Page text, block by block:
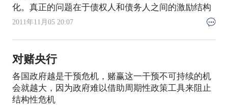
化。真正的问题在于债权人和债务人之间的激励结构
2011年11月05 20:07
对赌央行
各国政府越是干预危机，赌赢这一干预不可持续的机
会就越大，因为政府难以借助周期性政策工具来阻止
结构性危机